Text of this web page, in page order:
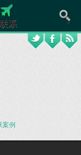
系
案例